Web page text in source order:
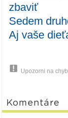
zbaviť
Sedem
Aj vaše
Upozorni na
Komentáre